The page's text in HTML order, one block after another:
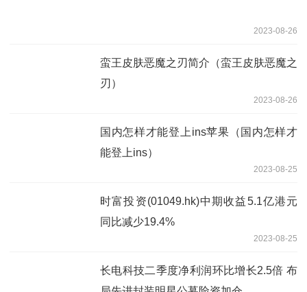
2023-08-26
蛮王皮肤恶魔之刃简介（蛮王皮肤恶魔之
刃）
2023-08-26
国内怎样才能登上ins苹果（国内怎样才
能登上ins）
2023-08-25
时富投资(01049.hk)中期收益5.1亿港元
同比减少19.4%
2023-08-25
长电科技二季度净利润环比增长2.5倍 布